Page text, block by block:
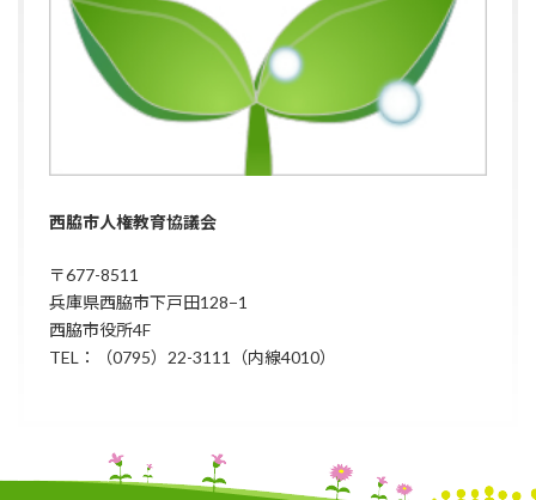
西脇市人権教育協議会
〒677-8511
兵庫県西脇市下戸田128−1
西脇市役所4F
TEL：（0795）22-3111（内線4010）